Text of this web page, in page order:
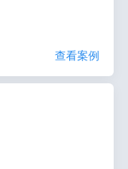
查看案例